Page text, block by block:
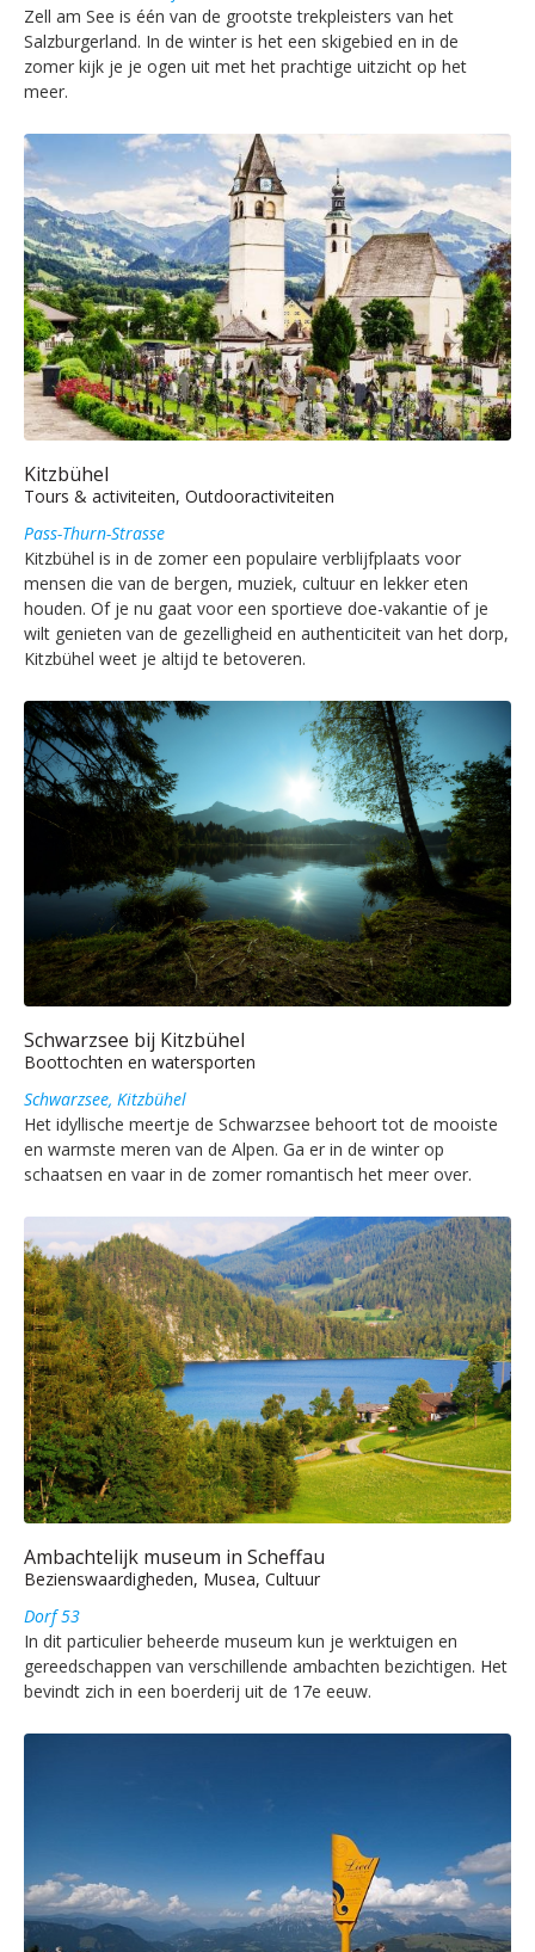
Zell am See is één van de grootste trekpleisters van het
Salzburgerland. In de winter is het een skigebied en in de
zomer kijk je je ogen uit met het prachtige uitzicht op het
meer.
Kitzbühel
Tours & activiteiten, Outdooractiviteiten
Pass-Thurn-Strasse
Kitzbühel is in de zomer een populaire verblijfplaats voor
mensen die van de bergen, muziek, cultuur en lekker eten
houden. Of je nu gaat voor een sportieve doe-vakantie of je
wilt genieten van de gezelligheid en authenticiteit van het dorp,
Kitzbühel weet je altijd te betoveren.
Schwarzsee bij Kitzbühel
Boottochten en watersporten
Schwarzsee, Kitzbühel
Het idyllische meertje de Schwarzsee behoort tot de mooiste
en warmste meren van de Alpen. Ga er in de winter op
schaatsen en vaar in de zomer romantisch het meer over.
Ambachtelijk museum in Scheffau
Bezienswaardigheden, Musea, Cultuur
Dorf 53
In dit particulier beheerde museum kun je werktuigen en
gereedschappen van verschillende ambachten bezichtigen. Het
bevindt zich in een boerderij uit de 17e eeuw.